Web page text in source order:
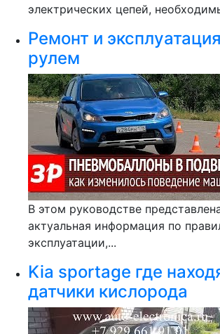
электрических цепей,
Ремонт и
рулем
В этом руководстве
актуальная информация по
эксплуатации,...
Kia sportage где
датчики кислорода